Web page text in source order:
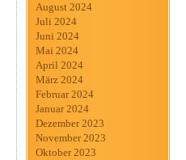
August 2024
Juli 2024
Juni 2024
Mai 2024
April 2024
März 2024
Februar 2024
Januar 2024
Dezember 2023
November 2023
Oktober 2023